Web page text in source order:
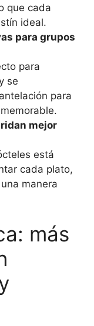
que cada
ideal.
para grupos
para
se
para
mejor
está
cada plato,
manera
más